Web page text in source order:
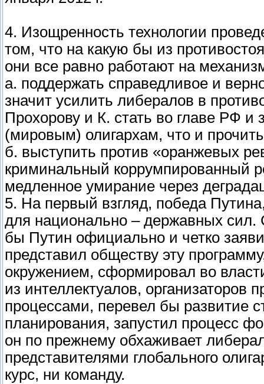
4. Изощренность технологии
том, что на какую бы из
они все равно работают на
a. поддержать справедливое и
значит усилить либералов в
Прохорову и К. стать во главе РФ и
(мировым) олигархам, что и
б. выступить против «оранжевых
криминальный коррумпированный
медленное умирание через
5. На первый взгляд, победа
для национально – державных
бы Путин официально и четко
представил обществу эту
окружением, сформировал во
из интеллектуалов, организаторов
процессами, перевел бы развитие
планирования, запустил процесс
он по прежнему обхаживает
представителями глобального
курс, ни команду.